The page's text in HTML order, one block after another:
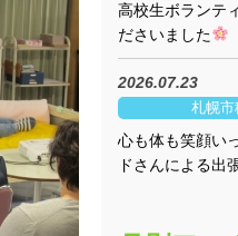
高校生ボランテ
ださいました
2026.07.23
札幌市
心も体も笑顔い
ドさんによる出